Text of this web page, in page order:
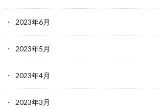
2023年6月
2023年5月
2023年4月
2023年3月